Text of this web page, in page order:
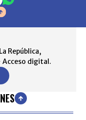
República,
Acceso digital.